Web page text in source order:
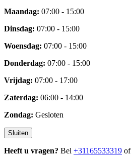
Maandag: 07:00 - 15:00
Dinsdag: 07:00 - 15:00
Woensdag: 07:00 - 15:00
Donderdag: 07:00 - 15:00
Vrijdag: 07:00 - 17:00
Zaterdag: 06:00 - 14:00
Zondag: Gesloten
Sluiten
Heeft u vragen? Bel +31165533319